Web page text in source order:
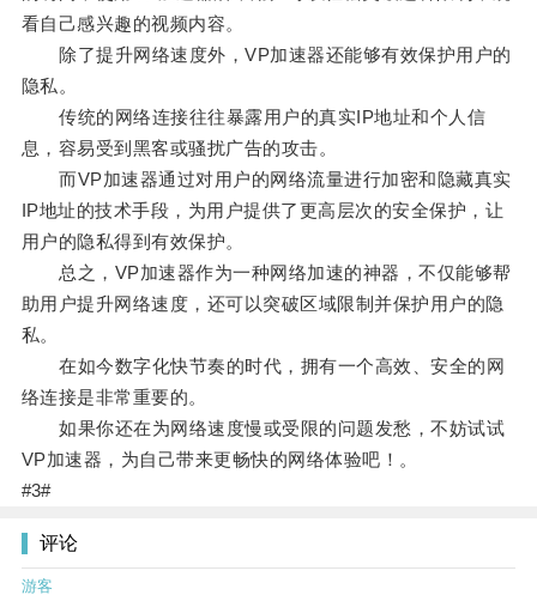
看自己感兴趣的视频内容。
除了提升网络速度外，VP加速器还能够有效保护用户的
隐私。
传统的网络连接往往暴露用户的真实IP地址和个人信
息，容易受到黑客或骚扰广告的攻击。
而VP加速器通过对用户的网络流量进行加密和隐藏真实
IP地址的技术手段，为用户提供了更高层次的安全保护，让
用户的隐私得到有效保护。
总之，VP加速器作为一种网络加速的神器，不仅能够帮
助用户提升网络速度，还可以突破区域限制并保护用户的隐
私。
在如今数字化快节奏的时代，拥有一个高效、安全的网
络连接是非常重要的。
如果你还在为网络速度慢或受限的问题发愁，不妨试试
VP加速器，为自己带来更畅快的网络体验吧！。
#3#
评论
游客